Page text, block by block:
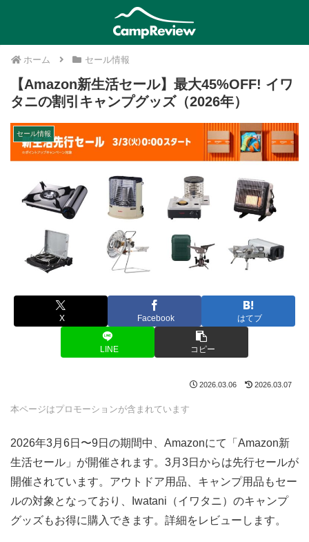
ホーム セール情報
【Amazon新生活セール】最大45%OFF! イワ
タニの割引キャンプグッズ（2026年）
セール情報
X Facebook はてブ
LINE コピー
2026.03.06 2026.03.07
本ページはプロモーションが含まれています
2026年3月6日〜9日の期間中、Amazonにて「Amazon新
生活セール」が開催されます。3月3日からは先行セールが
開催されています。アウトドア用品、キャンプ用品もセー
ルの対象となっており、Iwatani（イワタニ）のキャンプ
グッズもお得に購入できます。詳細をレビューします。